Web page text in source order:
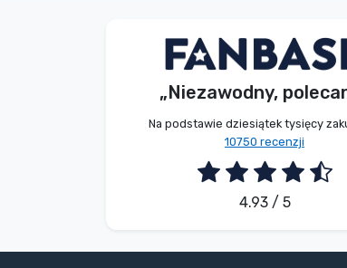
„Niezawodny,
Na podstawie dziesiątek tysięcy
10750 recenzji
4.93 / 5
Bez imienia
2026. 08. 09.